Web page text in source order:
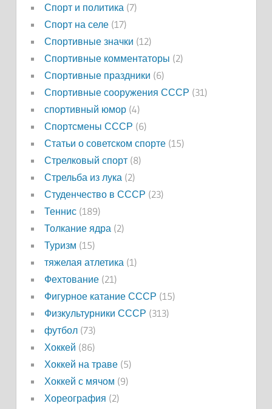
Спорт и политика(7)
Спорт на селе(17)
Спортивные значки (12)
Спортивные комментаторы (2)
Спортивные праздники (6)
Спортивные сооружения СССР (31)
спортивный юмор(4)
Спортсмены СССР (6)
Статьи о советском спорте(15)
Стрелковый спорт(8)
Стрельба из лука(2)
Студенчество в СССР (23)
Теннис(189)
Толкание ядра(2)
Туризм (15)
тяжелая атлетика(1)
Фехтование(21)
Фигурное катание СССР (15)
Физкультурники СССР (313)
футбол(73)
Хоккей (86)
Хоккей на траве(5)
Хоккей с мячом (9)
Хореография (2)